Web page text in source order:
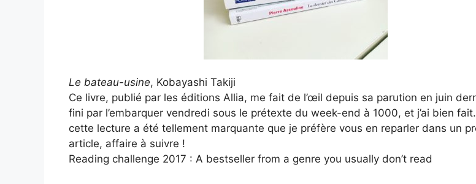
Le bateau-usine, Kobayashi Takiji
Ce livre, publié par les éditions Allia, me fait de l’œil depuis sa parution en juin
fini par l’embarquer vendredi sous le prétexte du week-end à 1000, et j’ai bien
cette lecture a été tellement marquante que je préfère vous en reparler dans un
article, affaire à suivre !
Reading challenge 2017 : A bestseller from a genre you usually don’t read